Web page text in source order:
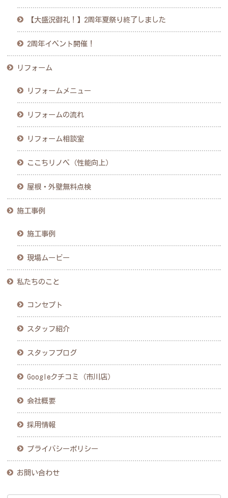
【大盛況御礼！】2周年夏祭り終了しました
2周年イベント開催！
リフォーム
リフォームメニュー
リフォームの流れ
リフォーム相談室
ここちリノベ（性能向上）
屋根・外壁無料点検
施工事例
施工事例
現場ムービー
私たちのこと
コンセプト
スタッフ紹介
スタッフブログ
Googleクチコミ（市川店）
会社概要
採用情報
プライバシーポリシー
お問い合わせ